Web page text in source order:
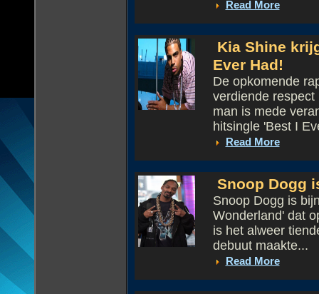
Read More
Kia Shine
Ever Had!
De opkomende
verdiende
man is mede
hitsingle 'Best I
Read More
Snoop Dogg
Snoop Dogg is
Wonderland' dat
is het alweer
debuut maakte...
Read More